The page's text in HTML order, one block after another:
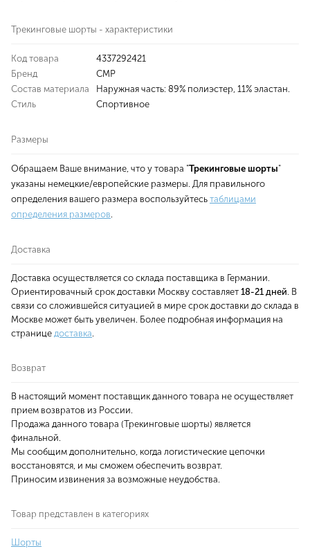
Трекинговые шорты - характеристики
Код товара
4337292421
Бренд
CMP
Состав материала
Наружная часть: 89% полиэстер, 11% эластан.
Стиль
Спортивное
Размеры
Обращаем Ваше внимание, что у товара "Трекинговые шорты"
указаны немецкие/европейские размеры. Для правильного
определения вашего размера воспользуйтесь таблицами
определения размеров.
Доставка
Доставка осуществляется со склада поставщика в Германии.
Ориентировачный срок доставки Москву составляет 18-21 дней. В
связи со сложившейся ситуацией в мире срок доставки до склада в
Москве может быть увеличен. Более подробная информация на
странице доставка.
Возврат
В настоящий момент поставщик данного товара не осуществляет
прием возвратов из России.
Продажа данного товара (Трекинговые шорты) является
финальной.
Мы сообщим дополнительно, когда логистические цепочки
восстановятся, и мы сможем обеспечить возврат.
Приносим извинения за возможные неудобства.
Товар представлен в категориях
Шорты